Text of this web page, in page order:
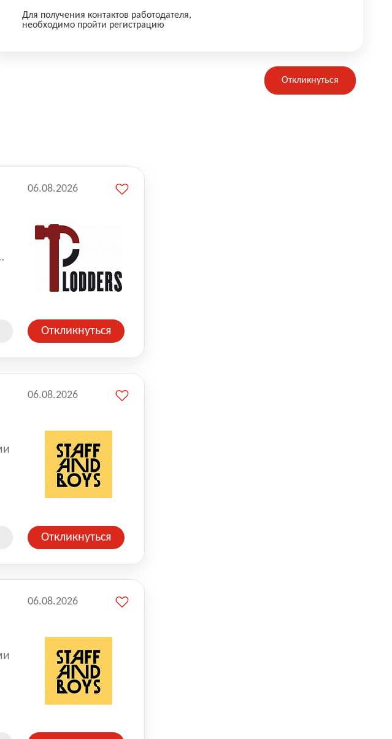
Для получения контактов работодателя,
необходимо пройти регистрацию
Откликнуться
06.08.2026
Откликнуться
06.08.2026
Откликнуться
06.08.2026